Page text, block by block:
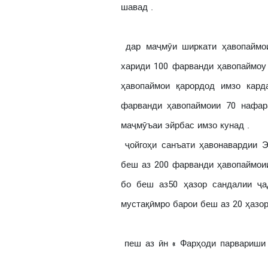
шавад .
дар маҷмӯи ширкати
хариди 100 фарванди
ҳавопаймои қарордод имзо
фарванди ҳавопаймоии 70
маҷмӯъаи эйрбас имзо кунад .
ҷойгоҳи санъати
беш аз 200 фарванди
бо беш аз50 ҳазор сандалии
мустақӣмро барои беш аз 20
пеш аз ӣн « Фарҳоди